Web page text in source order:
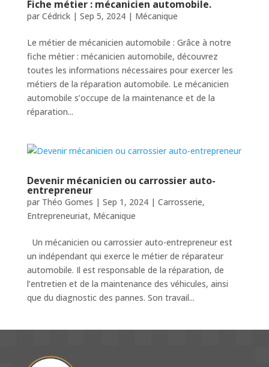
Fiche métier : mécanicien automobile.
par Cédrick| Sep 5, 2024| Mécanique
Le métier de mécanicien automobile : Grâce à notre
fiche métier : mécanicien automobile, découvrez
toutes les informations nécessaires pour exercer les
métiers de la réparation automobile. Le mécanicien
automobile s’occupe de la maintenance et de la
réparation...
Devenir mécanicien ou carrossier auto-
entrepreneur
par Théo Gomes | Sep 1, 2024| Carrosserie,
Entrepreneuriat, Mécanique
Un mécanicien ou carrossier auto-entrepreneur est
un indépendant qui exerce le métier de réparateur
automobile. Il est responsable de la réparation, de
l’entretien et de la maintenance des véhicules, ainsi
que du diagnostic des pannes. Son travail...